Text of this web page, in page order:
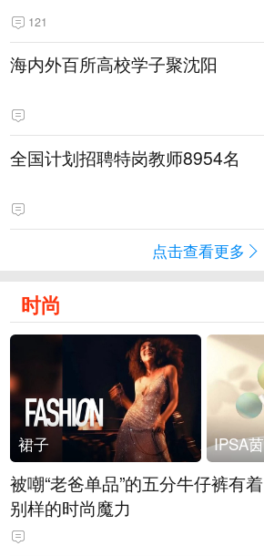
121
海内外百所高校学子聚沈阳
全国计划招聘特岗教师8954名
点击查看更多
时尚
裙子
被嘲“老爸单品”的五分牛仔裤有着
别样的时尚魔力